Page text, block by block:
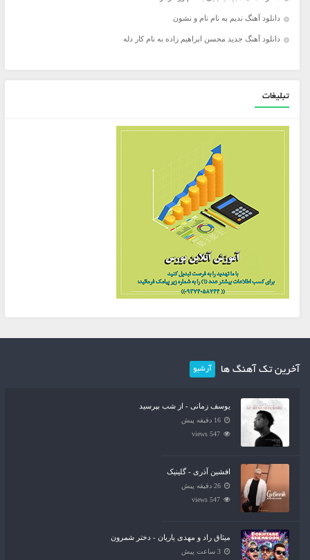
دانلود آهنگ ندیم به نام نام و نشون
دانلود آهنگ جدید محسن ابراهیم زاده به نام کار دله
تبلیغات
آخرین تک آهنگ ها آرشیو
یوسف زمانی - از شب بپرسید
16 دقیقه پیش
547 views
افشین آذری - گلینیک
26 دقیقه پیش
547 views
میثاق راد و مهدی یاریان - دختر شمرون
3 ساعت پیش